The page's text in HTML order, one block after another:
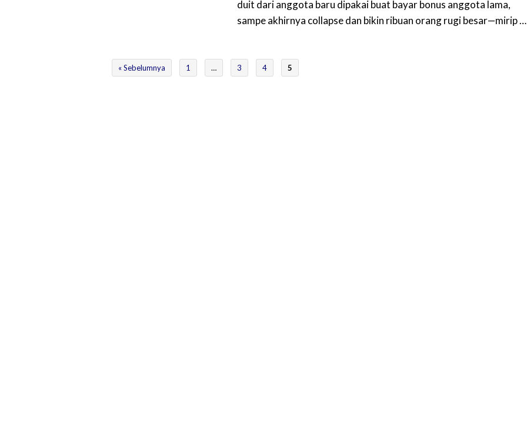
duit dari anggota baru dipakai buat bayar bonus anggota lama,
sampe akhirnya collapse dan bikin ribuan orang rugi besar—mirip …
« Sebelumnya 1 … 3 4 5